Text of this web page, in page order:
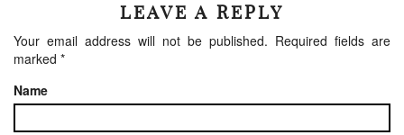
LEAVE A REPLY
Your email address will not be published. Required fields are
marked *
Name